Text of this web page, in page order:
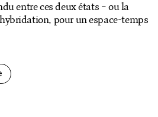
entre ces deux états – ou la
pour un espace-temps